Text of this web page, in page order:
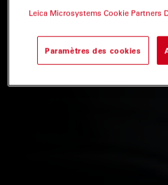
Leica Microsystems Cookie Partners
Paramètres des cookies